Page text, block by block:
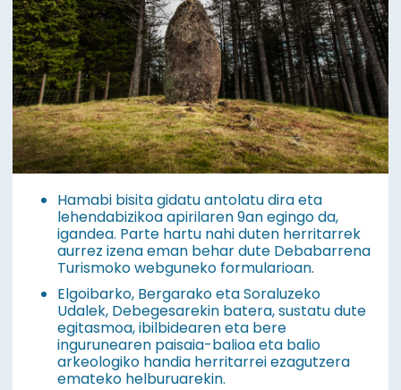
Hamabi bisita gidatu antolatu dira eta
lehendabizikoa apirilaren 9an egingo da,
igandea. Parte hartu nahi duten herritarrek
aurrez izena eman behar dute Debabarrena
Turismoko webguneko formularioan.
Elgoibarko, Bergarako eta Soraluzeko
Udalek, Debegesarekin batera, sustatu dute
egitasmoa, ibilbidearen eta bere
ingurunearen paisaia-balioa eta balio
arkeologiko handia herritarrei ezagutzera
emateko helburuarekin.